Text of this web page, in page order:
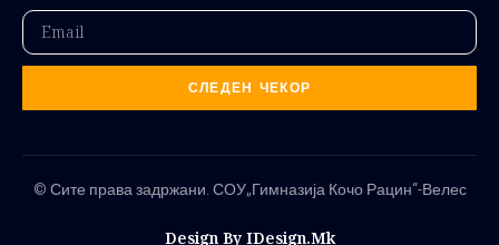
СЛЕДЕН ЧЕКОР
© Сите права задржани. СОУ„Гимназија Кочо Рацин“-Велес
Design By IDesign.mk